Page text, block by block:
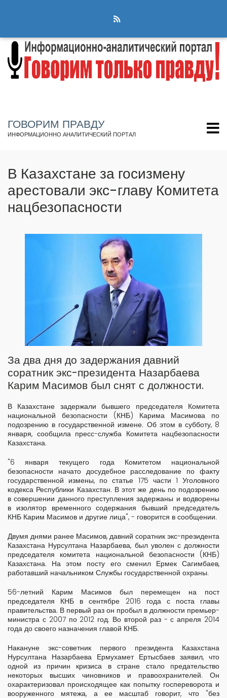
содержанию
ГОВОРИМ ПРАВДУ
ИНФОРМАЦИОННО АНАЛИТИЧЕСКИЙ ПОРТАЛ
В Казахстане за госизмену
арестовали экс-главу Комитета
нацбезопасности
За два дня до задержания давний
соратник экс-президента Назарбаева
Карим Масимов был снят с должности.
В Казахстане задержали бывшего председателя Комитета
национальной безопасности (КНБ) Карима Масимова по
подозрению в государственной измене. Об этом в субботу, 8
января, сообщила пресс-служба Комитета нацбезопасности
Казахстана.
"6 января текущего года Комитетом национальной
безопасности начато досудебное расследование по факту
государственной измены, по статье 175 части 1 Уголовного
кодекса Республики Казахстан. В этот же день по подозрению
в совершении данного преступления задержаны и водворены
в изолятор временного содержания бывший председатель
КНБ Карим Масимов и другие лица", - говорится в сообщении.
Двумя днями ранее Масимов, давний соратник экс-президента
Казахстана Нурсултана Назарбаева, был уволен с должности
председателя комитета национальной безопасности (КНБ)
Казахстана. На этом посту его сменил Ермек Сагимбаев,
работавший начальником Службы государственной охраны.
56-летний Карим Масимов был перемещен на пост
председателя КНБ в сентябре 2016 года с поста главы
правительства. В первый раз он пробыл в должности премьер-
министра с 2007 по 2012 год. Во второй раз - с апреля 2014
года до своего назначения главой КНБ.
Накануне экс-советник первого президента Казахстана
Нурсултана Назарбаева Ермухамет Ертысбаев заявил, что
одной из причин кризиса в стране стало предательство
некоторых высших чиновников и правоохранителей. Он
охарактеризовал происходящее как попытку госпереворота и
вооруженного мятежа, а ее масштаб говорит, что "без